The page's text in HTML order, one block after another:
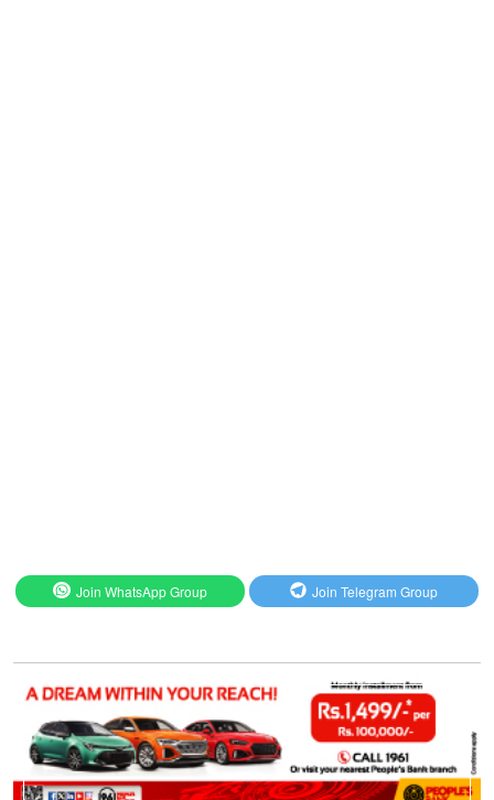
Join WhatsApp Group Join Telegram Group